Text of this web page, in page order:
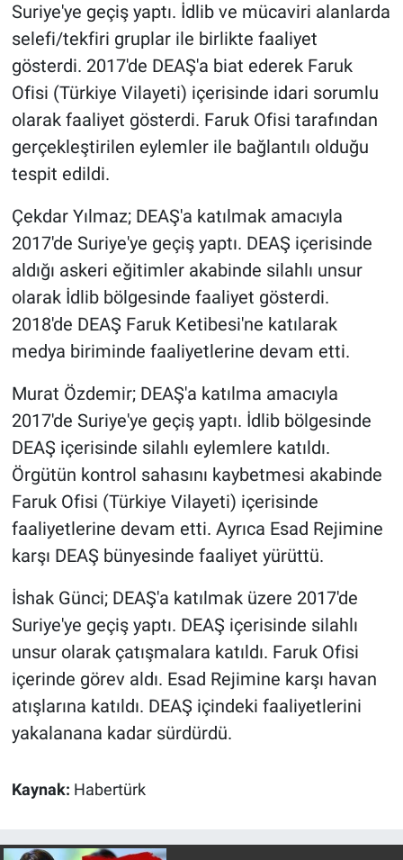
Suriye'ye geçiş yaptı. İdlib ve mücaviri alanlarda
selefi/tekfiri gruplar ile birlikte faaliyet
gösterdi. 2017'de DEAŞ'a biat ederek Faruk
Ofisi (Türkiye Vilayeti) içerisinde idari sorumlu
olarak faaliyet gösterdi. Faruk Ofisi tarafından
gerçekleştirilen eylemler ile bağlantılı olduğu
tespit edildi.
Çekdar Yılmaz; DEAŞ'a katılmak amacıyla
2017'de Suriye'ye geçiş yaptı. DEAŞ içerisinde
aldığı askeri eğitimler akabinde silahlı unsur
olarak İdlib bölgesinde faaliyet gösterdi.
2018'de DEAŞ Faruk Ketibesi'ne katılarak
medya biriminde faaliyetlerine devam etti.
Murat Özdemir; DEAŞ'a katılma amacıyla
2017'de Suriye'ye geçiş yaptı. İdlib bölgesinde
DEAŞ içerisinde silahlı eylemlere katıldı.
Örgütün kontrol sahasını kaybetmesi akabinde
Faruk Ofisi (Türkiye Vilayeti) içerisinde
faaliyetlerine devam etti. Ayrıca Esad Rejimine
karşı DEAŞ bünyesinde faaliyet yürüttü.
İshak Günci; DEAŞ'a katılmak üzere 2017'de
Suriye'ye geçiş yaptı. DEAŞ içerisinde silahlı
unsur olarak çatışmalara katıldı. Faruk Ofisi
içerinde görev aldı. Esad Rejimine karşı havan
atışlarına katıldı. DEAŞ içindeki faaliyetlerini
yakalanana kadar sürdürdü.
Kaynak: Habertürk